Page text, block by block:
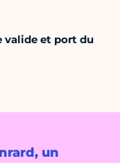
un
valide et port du